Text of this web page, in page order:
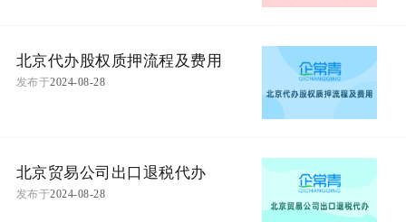
北京代办股权质押流程及费用
发布于2024-08-28
北京贸易公司出口退税代办
发布于2024-08-28